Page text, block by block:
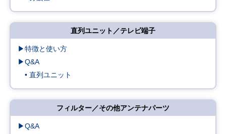
直列ユニット／テレビ端子
▶特徴と使い方
▶Q&A
• 直列ユニット
フィルター／その他アンテナパーツ
▶Q&A